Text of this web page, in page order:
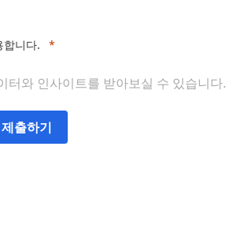
합니다.
터와 인사이트를 받아보실 수 있습니다.
제출하기